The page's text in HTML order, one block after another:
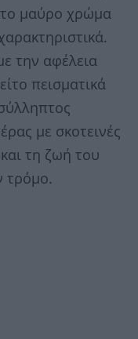
μαύρο χρώμα
την αφέλεια
πεισματικά
με σκοτεινές
τη ζωή του
τρόμο.